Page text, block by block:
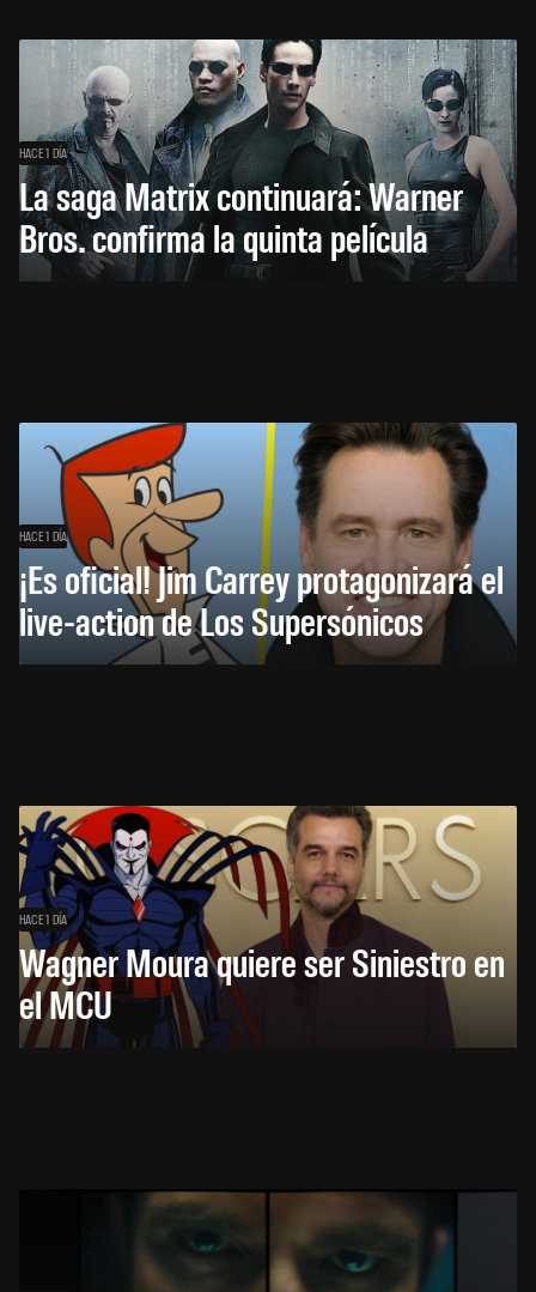
HACE 1 DÍA
La saga Matrix continuará: Warner
Bros. confirma la quinta película
HACE 1 DÍA
¡Es oficial! Jim Carrey protagonizará el
live-action de Los Supersónicos
HACE 1 DÍA
Wagner Moura quiere ser Siniestro en
el MCU